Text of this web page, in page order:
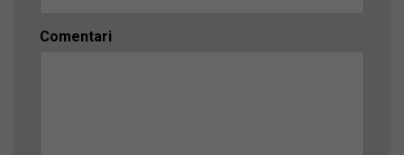
Comentari